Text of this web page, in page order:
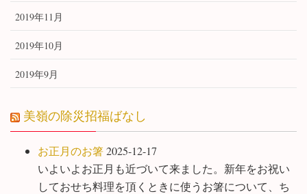
2019年11月
2019年10月
2019年9月
美嶺の除災招福ばなし
お正月のお箸2025-12-17
いよいよお正月も近づいて来ました。新年をお祝い
しておせち料理を頂くときに使うお箸について、ち